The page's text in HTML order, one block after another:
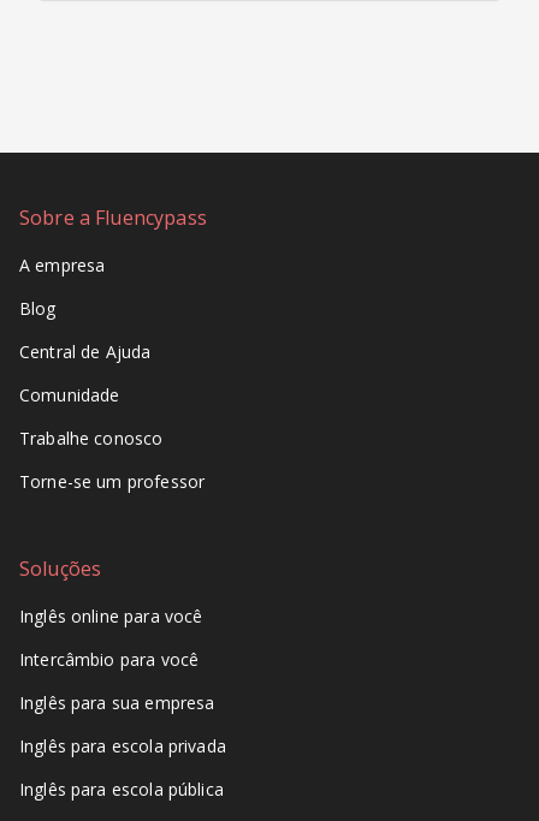
Sobre a Fluencypass
A empresa
Blog
Central de Ajuda
Comunidade
Trabalhe conosco
Torne-se um professor
Soluções
Inglês online para você
Intercâmbio para você
Inglês para sua empresa
Inglês para escola privada
Inglês para escola pública